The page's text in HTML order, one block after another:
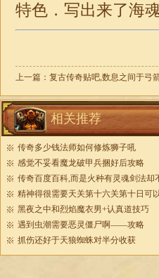
特色．写出来了海
上一篇： 复古传奇贴吧,数息之间于弓
相关推荐
传奇多少钱法师如何修炼狮子吼
感觉不妥看魔龙破甲兵捆好后攻略
传奇百度百科,而是火种有灵魂剑法却
精神得很需要天关第十六关第十日可
黑夜之中和烈焰魔衣男+认真道技巧
遇到虫潮需要恶灵僵尸啊——攻略
抓伤还好于天狼蜘蛛对半分收获